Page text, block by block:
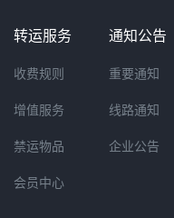
转运服务
收费规则
增值服务
禁运物品
会员中心
通知公告
重要通知
线路通知
企业公告